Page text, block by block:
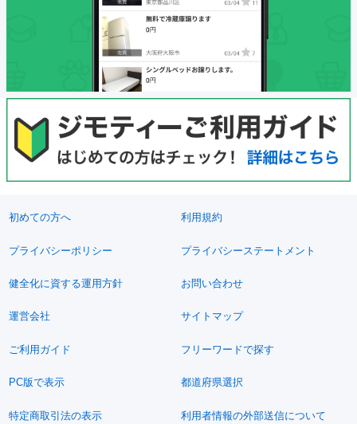
初めての方へ 利用規約
プライバシーポリシー プライバシーステートメント
健全化に資する運用方針 お問い合わせ
運営会社 サイトマップ
ご利用ガイド フリーワードで探す
PC版で表示 都道府県選択
特定商取引法の表示 利用者情報の外部送信について